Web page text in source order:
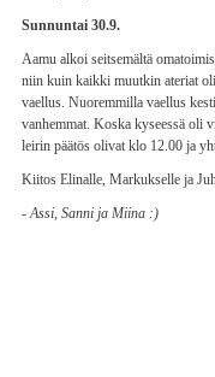
Sunnuntai 30.9.
Aamu alkoi seitsemältä
niin kuin kaikki muutkin ateriat
vaellus. Nuoremmilla vaellus
vanhemmat. Koska kyseessä oli
leirin päätös olivat klo 12.00 ja
Kiitos Elinalle, Markukselle ja
- Assi, Sanni ja Miina :)